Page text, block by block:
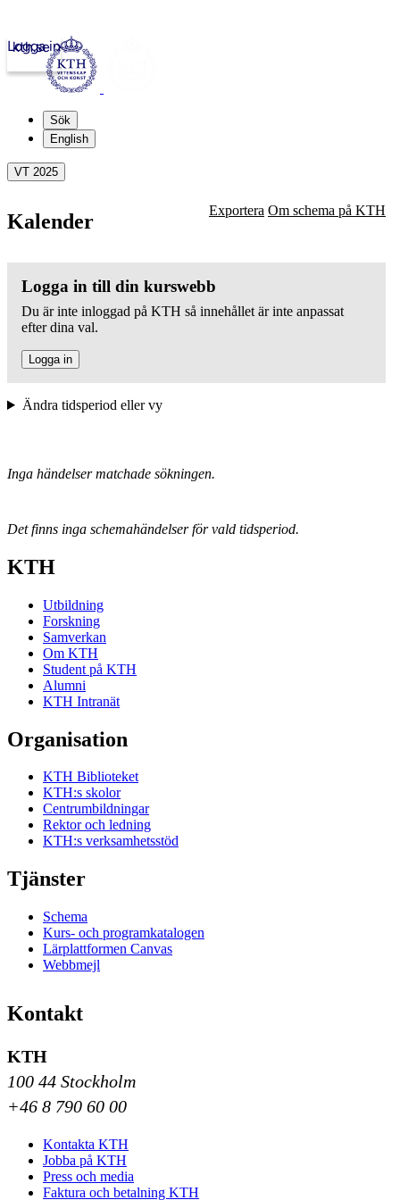
kth.se
Logga in
Sök
English
VT 2025
Kalender Exportera Om schema på KTH
Logga in till din kurswebb
Du är inte inloggad på KTH så innehållet är inte anpassat
efter dina val.
Logga in
Ändra tidsperiod eller vy
Inga händelser matchade sökningen.
Det finns inga schemahändelser för vald tidsperiod.
KTH
Utbildning
Forskning
Samverkan
Om KTH
Student på KTH
Alumni
KTH Intranät
Organisation
KTH Biblioteket
KTH:s skolor
Centrumbildningar
Rektor och ledning
KTH:s verksamhetsstöd
Tjänster
Schema
Kurs- och programkatalogen
Lärplattformen Canvas
Webbmejl
Kontakt
KTH
100 44 Stockholm
+46 8 790 60 00
Kontakta KTH
Jobba på KTH
Press och media
Faktura och betalning KTH